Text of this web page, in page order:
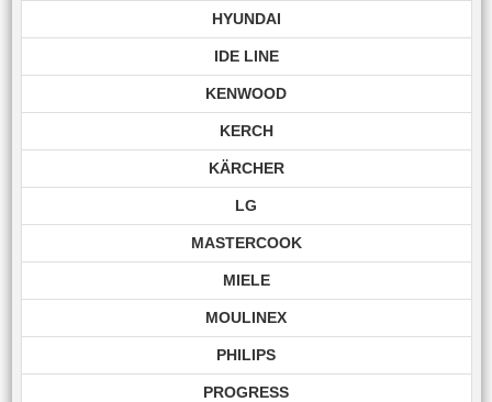
HYUNDAI
IDE LINE
KENWOOD
KERCH
KÄRCHER
LG
MASTERCOOK
MIELE
MOULINEX
PHILIPS
PROGRESS